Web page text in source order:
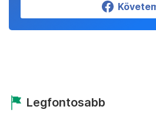
Legfontosabb